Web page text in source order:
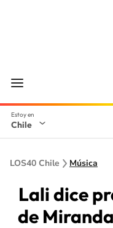
Chile
LOS40 Chile Música
Lali dice
de